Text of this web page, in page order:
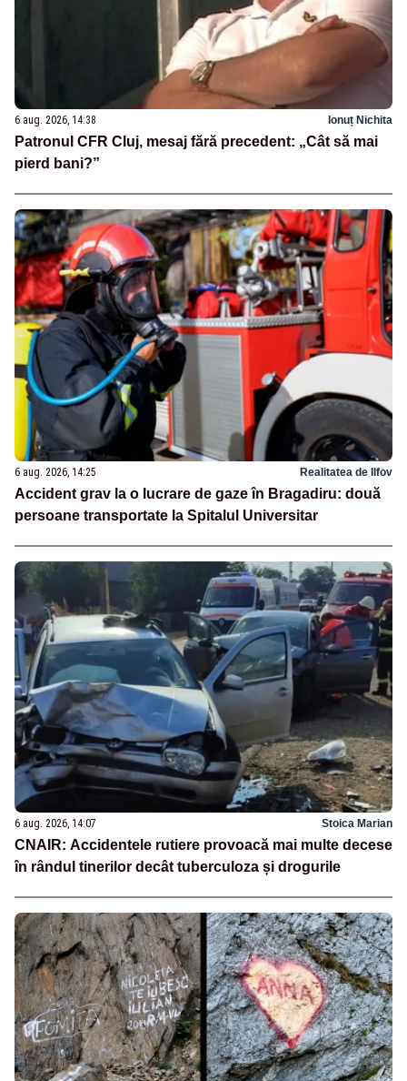
6 aug. 2026, 14:38 Ionuț Nichita
Patronul CFR Cluj, mesaj fără precedent: „Cât să mai
pierd bani?”
6 aug. 2026, 14:25 Realitatea de Ilfov
Accident grav la o lucrare de gaze în Bragadiru: două
persoane transportate la Spitalul Universitar
6 aug. 2026, 14:07 Stoica Marian
CNAIR: Accidentele rutiere provoacă mai multe decese
în rândul tinerilor decât tuberculoza și drogurile